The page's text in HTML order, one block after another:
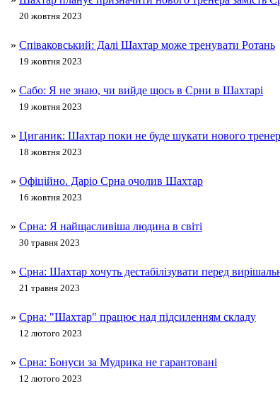
20 жовтня 2023
» Співаковський: Далі Шахтар може тренувати Ротань
19 жовтня 2023
» Сабо: Я не знаю, чи вийде щось в Срни в Шахтарі
19 жовтня 2023
» Циганик: Шахтар поки не буде шукати нового
18 жовтня 2023
» Офіційно. Даріо Срна очолив Шахтар
16 жовтня 2023
» Срна: Я найщасливіша людина в світі
30 травня 2023
» Срна: Шахтар хочуть дестабілізувати перед
21 травня 2023
» Срна: "Шахтар" працює над підсиленням складу
12 лютого 2023
» Срна: Бонуси за Мудрика не гарантовані
12 лютого 2023